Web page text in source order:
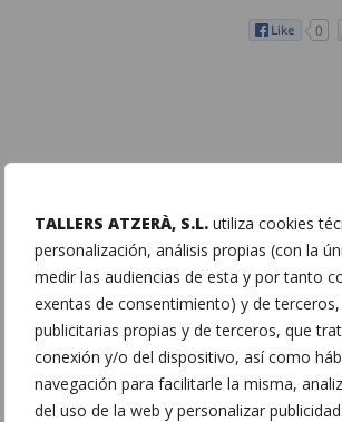
TALLERS ATZERÀ, S.L. utiliza cookies
personalización, análisis propias (con la
medir las audiencias de esta y por tanto
exentas de consentimiento) y de
publicitarias propias y de terceros, que
conexión y/o del dispositivo, así como
navegación para facilitarle la misma,
del uso de la web y personalizar publicidad.
0
Adreça:C/ Malvàsia 4 bis, (Pol. Ind.
Olèrdola (Barcelona)a prop de
08734
Telèfon:938902437–938172332
Telèfon Mòbil:661649002–
Dissabtes, Diumenges i festius: CITA
Correu electrònic: